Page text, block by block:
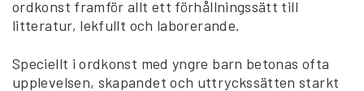
ordkonst framför allt ett förhållningssätt till
litteratur, lekfullt och laborerande.
Speciellt i ordkonst med yngre barn betonas ofta
upplevelsen, skapandet och uttryckssätten starkt